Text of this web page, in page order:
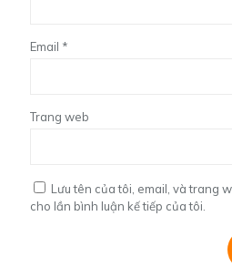
Email *
Trang web
Lưu tên của tôi, email, và trang
cho lần bình luận kế tiếp của tôi.